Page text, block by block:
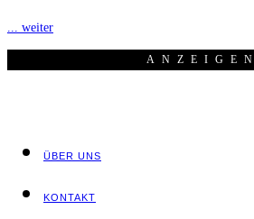
... weiter
ANZEI­GEN
ÜBER UNS
KON­TAKT